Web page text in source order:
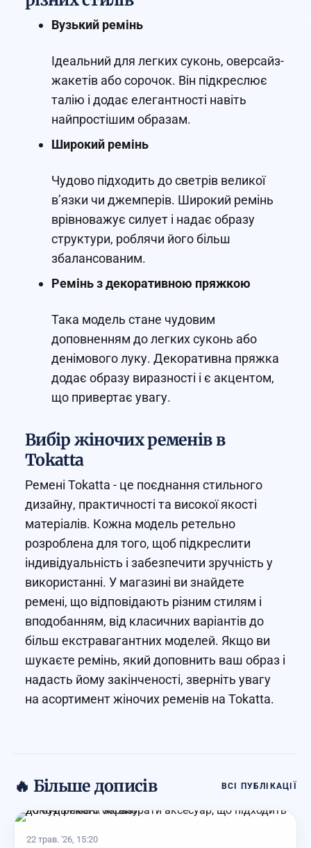
Вузький ремінь
Ідеальний для легких суконь, оверсайз-
жакетів або сорочок. Він підкреслює
талію і додає елегантності навіть
найпростішим образам.
Широкий ремінь
Чудово підходить до светрів великої
в’язки чи джемперів. Широкий ремінь
врівноважує силует і надає образу
структури, роблячи його більш
збалансованим.
Ремінь з декоративною пряжкою
Така модель стане чудовим
доповненням до легких суконь або
денімового луку. Декоративна пряжка
додає образу виразності і є акцентом,
що привертає увагу.
Вибір жіночих ременів в
Tokatta
Ремені Tokatta - це поєднання стильного
дизайну, практичності та високої якості
матеріалів. Кожна модель ретельно
розроблена для того, щоб підкреслити
індивідуальність і забезпечити зручність у
використанні. У магазині ви знайдете
ремені, що відповідають різним стилям і
вподобанням, від класичних варіантів до
більш екстравагантних моделей. Якщо ви
шукаєте ремінь, який доповнить ваш образ і
надасть йому закінченості, зверніть увагу
на асортимент жіночих ременів на Tokatta.
🔥 Більше дописів ВСІ ПУБЛІКАЦІЇ
22 трав. '26, 15:20